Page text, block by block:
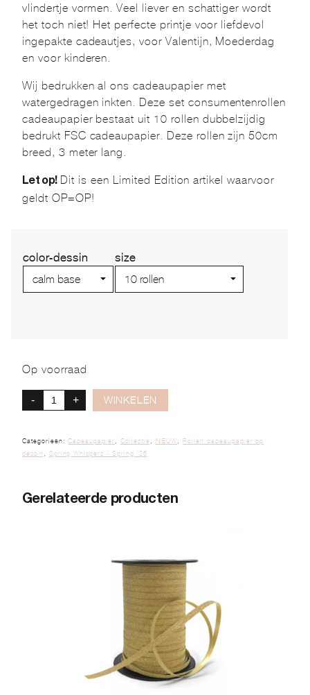
vlindertje vormen. Veel liever en schattiger wordt
het toch niet! Het perfecte printje voor liefdevol
ingepakte cadeautjes, voor Valentijn, Moederdag
en voor kinderen.
Wij bedrukken al ons cadeaupapier met
watergedragen inkten. Deze set consumentenrollen
cadeaupapier bestaat uit 10 rollen dubbelzijdig
bedrukt FSC cadeaupapier. Deze rollen zijn 50cm
breed, 3 meter lang.
Let op!Dit is een Limited Edition artikel waarvoor
geldt OP=OP!
color-dessin size
Op voorraad
- + WINKELEN
Categorieën:Cadeaupapier Collectie NIEUW
Rollen cadeaupapier op
dessin
Spring Whispers - Spring '26
Gerelateerde producten